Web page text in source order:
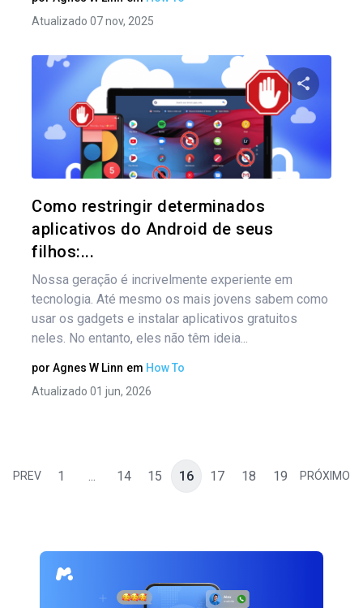
Atualizado 07 nov, 2025
Como restringir determinados
aplicativos do Android de seus
filhos:...
Nossa geração é incrivelmente experiente em
tecnologia. Até mesmo os mais jovens sabem como
usar os gadgets e instalar aplicativos gratuitos
neles. No entanto, eles não têm ideia...
por Agnes W Linn em How To
Atualizado 01 jun, 2026
PREV 1 ... 14 15 16 17 18 19 PRÓXIMO